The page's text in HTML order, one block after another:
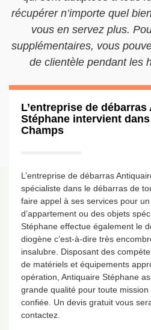
récupérer n’importe quel
vous en servez plus.
supplémentaires, vous
de clientèle pendant les
L’entreprise de
Stéphane intervient
Champs
L’entreprise de débarras
spécialiste dans le débarras de
faire appel à ses services pour
d’appartement ou des objets
Stéphane effectue également le
diogène c’est-à-dire très
insalubre. Disposant des
de matériels et équipements
opération, Antiquaire Stéphane
grande qualité pour toute
confiée. Un devis gratuit vous
contactez.